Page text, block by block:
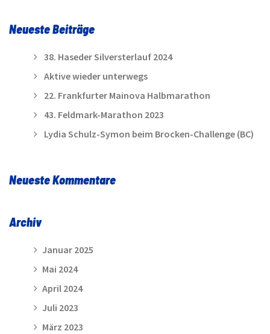
Neueste Beiträge
38. Haseder Silversterlauf 2024
Aktive wieder unterwegs
22. Frankfurter Mainova Halbmarathon
43. Feldmark-Marathon 2023
Lydia Schulz-Symon beim Brocken-Challenge (BC)
Neueste Kommentare
Archiv
Januar 2025
Mai 2024
April 2024
Juli 2023
März 2023